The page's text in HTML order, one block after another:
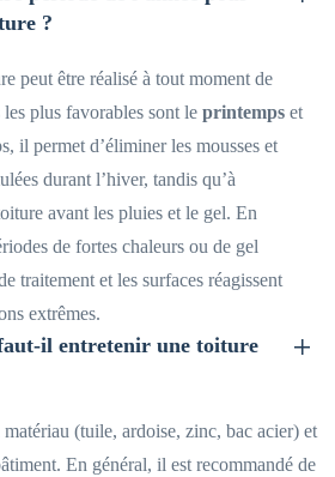
?
peut être réalisé à tout moment de
les plus favorables sont le printemps et
il permet d’éliminer les mousses et
durant l’hiver, tandis qu’à
avant les pluies et le gel. En
de fortes chaleurs ou de gel
traitement et les surfaces réagissent
extrêmes.
il entretenir une toiture
(tuile, ardoise, zinc, bac acier) et
En général, il est recommandé de